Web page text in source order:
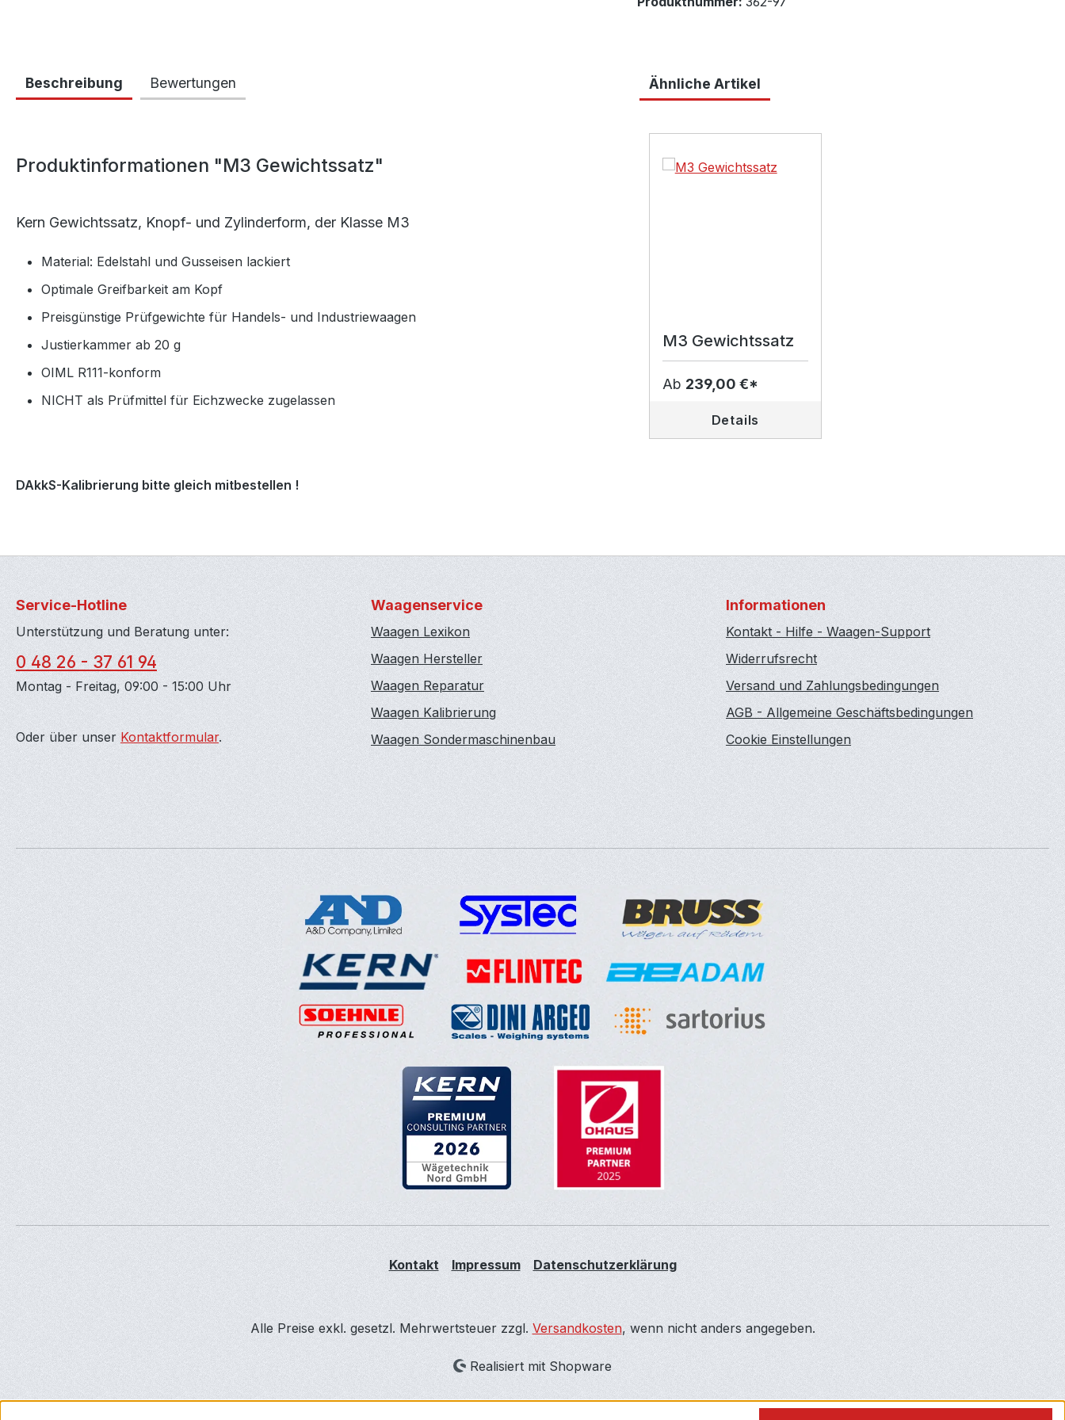
Beschreibung Bewertungen
Produktinformationen "M3 Gewichtssatz"
Kern Gewichtssatz, Knopf- und Zylinderform, der Klasse M3
Material: Edelstahl und Gusseisen lackiert
Optimale Greifbarkeit am Kopf
Preisgünstige Prüfgewichte für Handels- und Industriewaagen
Justierkammer ab 20 g
OIML R111-konform
NICHT als Prüfmittel für Eichzwecke zugelassen
DAkkS-Kalibrierung bitte gleich mitbestellen !
Ähnliche Artikel
M3 Gewichtssatz
Ab 239,00 €*
Details
Service-Hotline
Unterstützung und Beratung unter:
0 48 26 - 37 61 94
Montag - Freitag, 09:00 - 15:00 Uhr
Oder über unser Kontaktformular.
Waagenservice
Waagen Lexikon
Waagen Hersteller
Waagen Reparatur
Waagen Kalibrierung
Waagen Sondermaschinenbau
Informationen
Kontakt - Hilfe - Waagen-Support
Widerrufsrecht
Versand und Zahlungsbedingungen
AGB - Allgemeine Geschäftsbedingungen
Cookie Einstellungen
Kontakt Impressum Datenschutzerklärung
Alle Preise exkl. gesetzl. Mehrwertsteuer zzgl. Versandkosten, wenn nicht anders angegeben.
Realisiert mit Shopware